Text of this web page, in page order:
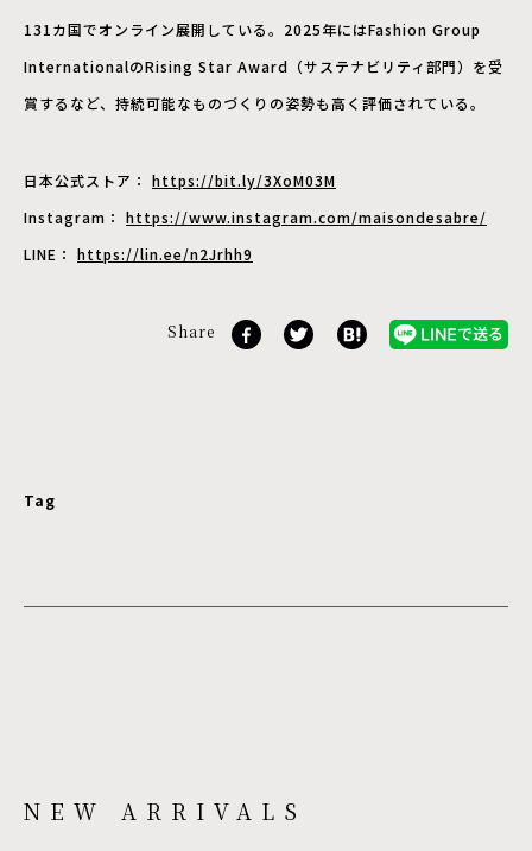
131カ国でオンライン展開している。2025年にはFashion Group
InternationalのRising Star Award（サステナビリティ部門）を受
賞するなど、持続可能なものづくりの姿勢も高く評価されている。
日本公式ストア： https://bit.ly/3XoM03M
Instagram： https://www.instagram.com/maisondesabre/
LINE： https://lin.ee/n2Jrhh9
Share
Tag
NEW ARRIVALS